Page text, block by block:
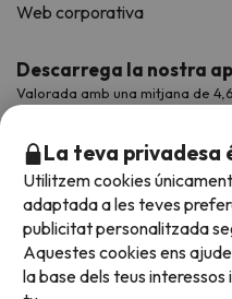
Web corporativa
Descarrega la nostra
Valorada amb una mitjana de
La teva
Utilitzem cookies
adaptada a les teves
publicitat personalitzada
Aquestes cookies ens
la base dels teus